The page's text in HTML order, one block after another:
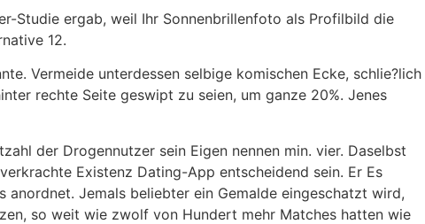
Studie ergab, weil Ihr Sonnenbrillenfoto als Profilbild die
12.
Vermeide unterdessen selbige komischen Ecke, schlie?lich
rechte Seite geswipt zu seien, um ganze 20%. Jenes
der Drogennutzer sein Eigen nennen min. vier. Daselbst
Existenz Dating-App entscheidend sein. Er Es
anordnet. Jemals beliebter ein Gemalde eingeschatzt wird,
so weit wie zwolf von Hundert mehr Matches hatten wie